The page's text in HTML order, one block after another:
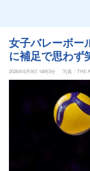
女子バレーボー
に補足で思わず
2026年6月9日 14時3分 写真：THE